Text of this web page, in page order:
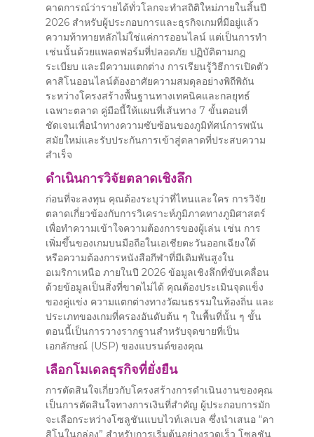
คาดการณ์ว่ารายได้ทั่วโลกจะทำสถิติใหม่ภายในสิ้นปี
2026 สำหรับผู้ประกอบการและธุรกิจเกมที่มีอยู่แล้ว
ความท้าทายหลักไม่ใช่แค่การออนไลน์ แต่เป็นการทำ
เช่นนั้นด้วยแพลตฟอร์มที่ปลอดภัย ปฏิบัติตามกฎ
ระเบียบ และมีความแตกต่าง การเรียนรู้วิธีการเปิดตัว
คาสิโนออนไลน์ต้องอาศัยความสมดุลอย่างพิถีพิถัน
ระหว่างโครงสร้างพื้นฐานทางเทคนิคและกลยุทธ์
เฉพาะตลาด คู่มือนี้ให้แผนที่เส้นทาง 7 ขั้นตอนที่
ชัดเจนเพื่อนำทางความซับซ้อนของภูมิทัศน์การพนัน
สมัยใหม่และรับประกันการเข้าสู่ตลาดที่ประสบความ
สำเร็จ
ดำเนินการวิจัยตลาดเชิงลึก
ก่อนที่จะลงทุน คุณต้องระบุว่าที่ไหนและใคร การวิจัย
ตลาดเกี่ยวข้องกับการวิเคราะห์ภูมิภาคทางภูมิศาสตร์
เพื่อทำความเข้าใจความต้องการของผู้เล่น เช่น การ
เพิ่มขึ้นของเกมบนมือถือในเอเชียตะวันออกเฉียงใต้
หรือความต้องการหนังสือกีฬาที่มีเดิมพันสูงใน
อเมริกาเหนือ ภายในปี 2026 ข้อมูลเชิงลึกที่ขับเคลื่อน
ด้วยข้อมูลเป็นสิ่งที่ขาดไม่ได้ คุณต้องประเมินจุดแข็ง
ของคู่แข่ง ความแตกต่างทางวัฒนธรรมในท้องถิ่น และ
ประเภทของเกมที่ครองอันดับต้น ๆ ในพื้นที่นั้น ๆ ขั้น
ตอนนี้เป็นการวางรากฐานสำหรับจุดขายที่เป็น
เอกลักษณ์ (USP) ของแบรนด์ของคุณ
เลือกโมเดลธุรกิจที่ยั่งยืน
การตัดสินใจเกี่ยวกับโครงสร้างการดำเนินงานของคุณ
เป็นการตัดสินใจทางการเงินที่สำคัญ ผู้ประกอบการมัก
จะเลือกระหว่างโซลูชันแบบไวท์เลเบล ซึ่งนำเสนอ “คา
สิโนในกล่อง” สำหรับการเริ่มต้นอย่างรวดเร็ว โซลูชัน